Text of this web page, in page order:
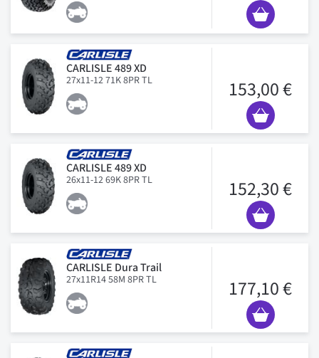
CARLISLE 489 XD
27x11-12 71K 8PR TL 153,00 €
CARLISLE 489 XD
26x11-12 69K 8PR TL 152,30 €
CARLISLE Dura Trail
27x11R14 58M 8PR TL 177,10 €